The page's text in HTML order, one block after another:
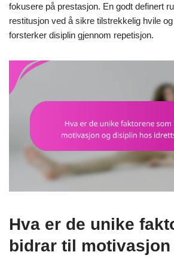
fokusere på prestasjon. En godt definert
restitusjon ved å sikre tilstrekkelig hvile
forsterker disiplin gjennom repetisjon.
Hva er de unike
bidrar til motivasjon